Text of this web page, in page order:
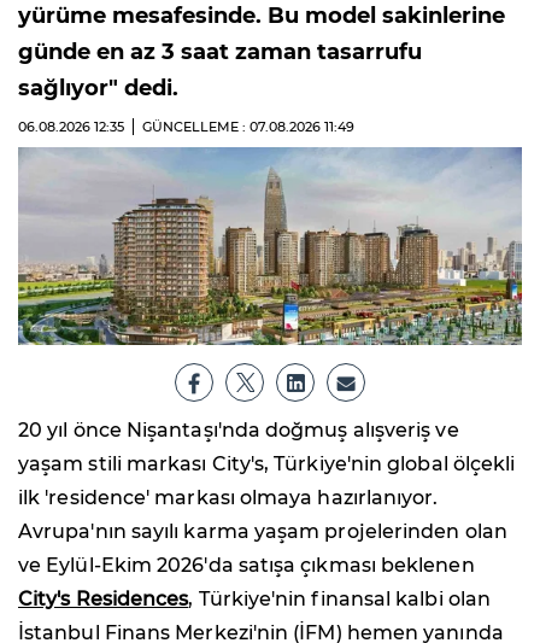
yürüme mesafesinde. Bu model sakinlerine
günde en az 3 saat zaman tasarrufu
sağlıyor" dedi.
06.08.2026 12:35 GÜNCELLEME : 07.08.2026 11:49
20 yıl önce Nişantaşı'nda doğmuş alışveriş ve
yaşam stili markası City's, Türkiye'nin global ölçekli
ilk 'residence' markası olmaya hazırlanıyor.
Avrupa'nın sayılı karma yaşam projelerinden olan
ve Eylül-Ekim 2026'da satışa çıkması beklenen
City's Residences, Türkiye'nin finansal kalbi olan
İstanbul Finans Merkezi'nin (İFM) hemen yanında